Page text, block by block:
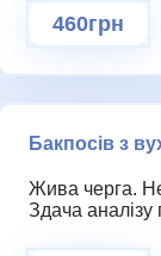
460грн
Бакпосів з
Жива черга.
Здача